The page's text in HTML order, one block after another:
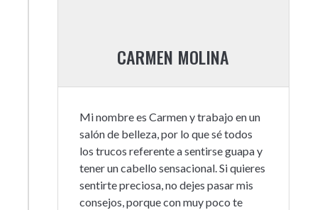
CARMEN MOLINA
Mi nombre es Carmen y trabajo en un
salón de belleza, por lo que sé todos
los trucos referente a sentirse guapa y
tener un cabello sensacional. Si quieres
sentirte preciosa, no dejes pasar mis
consejos, porque con muy poco te